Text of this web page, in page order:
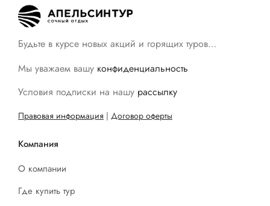
Будьте в курсе новых акций и горящих туров…
Мы уважаем вашу конфиденциальность
Условия подписки на нашу рассылку
Правовая информация | Договор оферты
Компания
О компании
Где купить тур